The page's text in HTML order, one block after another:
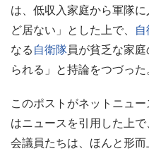
は、低収入家庭から軍隊
ど居ない」とした上で、
なる自衛隊員が貧乏な家
られる」と持論をつづった。
このポストがネットニュ
はニュースを引用した上で
会議員たちは、ほんと形